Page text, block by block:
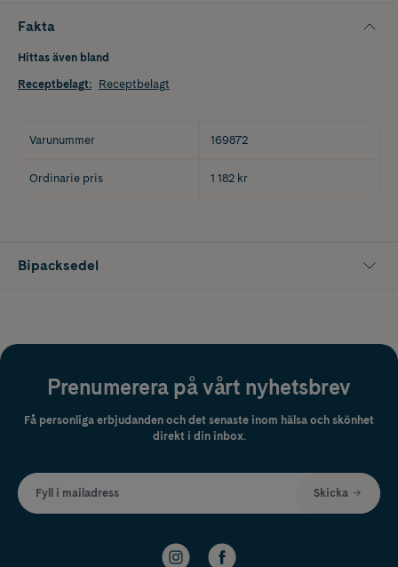
Fakta
Hittas även bland
Receptbelagt: Receptbelagt
Varunummer 169872
Ordinarie pris 1 182 kr
Bipacksedel
Prenumerera på vårt nyhetsbrev
Få personliga erbjudanden och det senaste inom hälsa och skönhet
direkt i din inbox.
Fyll i mailadress Skicka